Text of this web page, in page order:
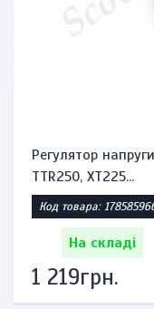
Регулятор
TTR250, XT225...
Код товара:
На складі
1 219грн.